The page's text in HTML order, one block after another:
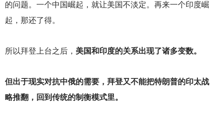
的问题。一个中国崛起，就让美国不淡定。再来一个印度崛
起，那还了得。
所以拜登上台之后， 美国和印度的关系出现了诸多变数。
但出于现实对抗中俄的需要，拜登又不能把特朗普的印太战
略推翻，回到传统的制衡模式里。